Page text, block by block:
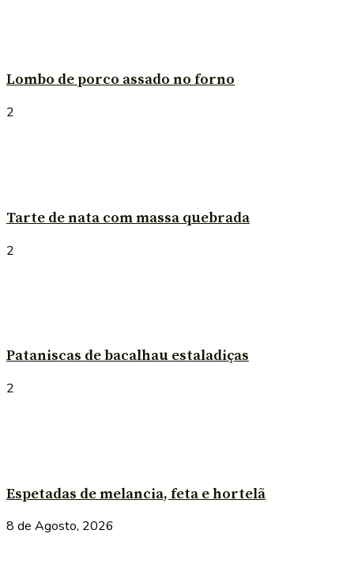
Lombo de porco assado no forno
2
Tarte de nata com massa quebrada
2
Pataniscas de bacalhau estaladiças
2
Espetadas de melancia, feta e hortelã
8 de Agosto, 2026